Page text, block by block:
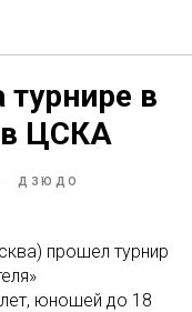
в
в ЦСКА
ДЗЮДО
прошел турнир
юношей до 18